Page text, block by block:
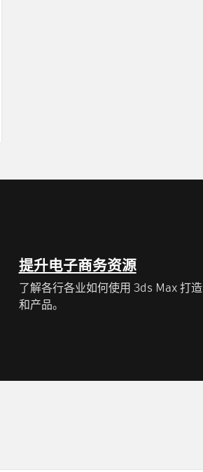
提升电子商务资源
了解各行各业如何使用 3ds Max 打
和产品。